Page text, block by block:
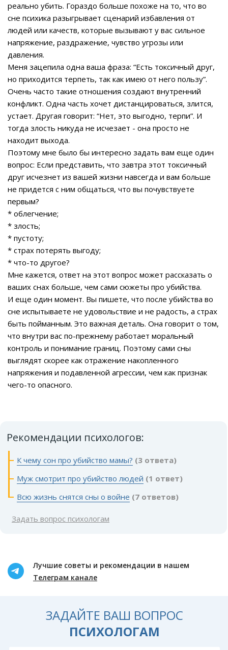
реально убить. Гораздо больше похоже на то, что во
сне психика разыгрывает сценарий избавления от
людей или качеств, которые вызывают у вас сильное
напряжение, раздражение, чувство угрозы или
давления.
Меня зацепила одна ваша фраза: “Есть токсичный друг,
но приходится терпеть, так как имею от него пользу”.
Очень часто такие отношения создают внутренний
конфликт. Одна часть хочет дистанцироваться, злится,
устает. Другая говорит: “Нет, это выгодно, терпи”. И
тогда злость никуда не исчезает - она просто не
находит выхода.
Поэтому мне было бы интересно задать вам еще один
вопрос: Если представить, что завтра этот токсичный
друг исчезнет из вашей жизни навсегда и вам больше
не придется с ним общаться, что вы почувствуете
первым?
* облегчение;
* злость;
* пустоту;
* страх потерять выгоду;
* что-то другое?
Мне кажется, ответ на этот вопрос может рассказать о
ваших снах больше, чем сами сюжеты про убийства.
И еще один момент. Вы пишете, что после убийства во
сне испытываете не удовольствие и не радость, а страх
быть пойманным. Это важная деталь. Она говорит о том,
что внутри вас по-прежнему работает моральный
контроль и понимание границ. Поэтому сами сны
выглядят скорее как отражение накопленного
напряжения и подавленной агрессии, чем как признак
чего-то опасного.
Рекомендации психологов:
К чему сон про убийство мамы? (3 ответа)
Муж смотрит про убийство людей (1 ответ)
Всю жизнь снятся сны о войне (7 ответов)
Задать вопрос психологам
Лучшие советы и рекомендации в нашем
Телеграм канале
ЗАДАЙТЕ ВАШ ВОПРОС
ПСИХОЛОГАМ